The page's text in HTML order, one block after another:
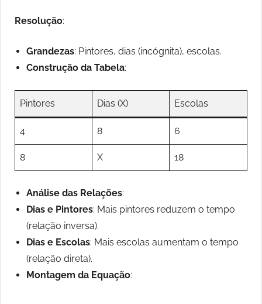
Resolução:
Grandezas: Pintores, dias (incógnita), escolas.
Construção da Tabela:
Pintores Dias (X) Escolas
4 8 6
8 X 18
Análise das Relações:
Dias e Pintores: Mais pintores reduzem o tempo
(relação inversa).
Dias e Escolas: Mais escolas aumentam o tempo
(relação direta).
Montagem da Equação: